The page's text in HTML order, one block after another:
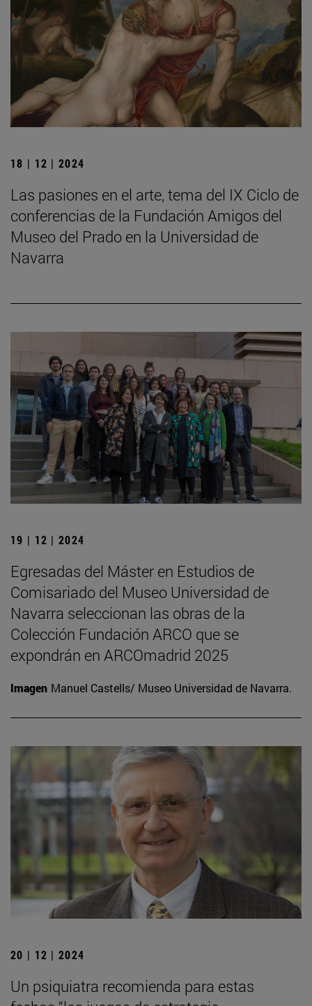
18 | 12 | 2024
Las pasiones en el arte, tema del IX Ciclo de
conferencias de la Fundación Amigos del
Museo del Prado en la Universidad de
Navarra
19 | 12 | 2024
Egresadas del Máster en Estudios de
Comisariado del Museo Universidad de
Navarra seleccionan las obras de la
Colección Fundación ARCO que se
expondrán en ARCOmadrid 2025
Imagen Manuel Castells/ Museo Universidad de Navarra.
20 | 12 | 2024
Un psiquiatra recomienda para estas